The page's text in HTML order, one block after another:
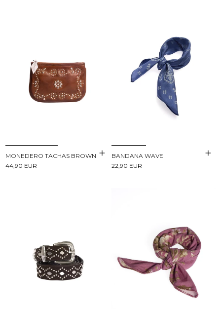
MONEDERO TACHAS BROWN
44,90 EUR
BANDANA WAVE
22,90 EUR